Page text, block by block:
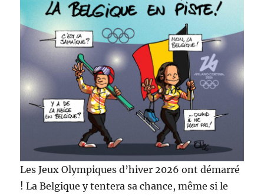
Les Jeux Olympiques d’hiver 2026 ont démarré
! La Belgique y tentera sa chance, même si le